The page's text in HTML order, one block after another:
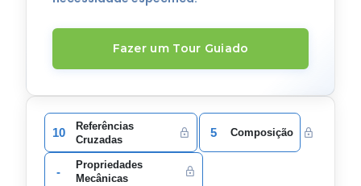
Fazer um Tour Guiado
10
Referências
Cruzadas
5 Composição
-
Propriedades
Mecânicas